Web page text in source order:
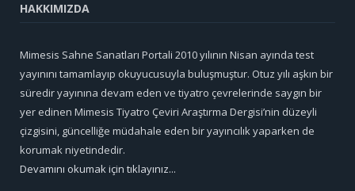
HAKKIMIZDA
Mimesis Sahne Sanatları Portali 2010 yılının Nisan ayında test
yayınını tamamlayıp okuyucusuyla buluşmuştur. Otuz yılı aşkın bir
süredir yayınına devam eden ve tiyatro çevrelerinde saygın bir
yer edinen Mimesis Tiyatro Çeviri Araştırma Dergisi’nin düzeyli
çizgisini, güncelliğe müdahale eden bir yayıncılık yaparken de
korumak niyetindedir.
Devamını okumak için tıklayınız...